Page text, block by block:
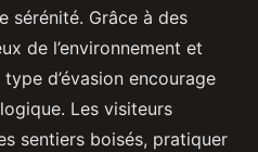
sérénité. Grâce à des
de l’environnement et
d’évasion encourage
Les visiteurs
sentiers boisés, pratiquer